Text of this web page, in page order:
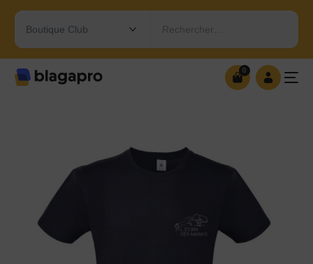
Rechercher…
0